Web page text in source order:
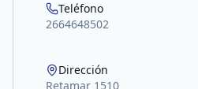
Teléfono
2664648502
Dirección
Retamar 1510